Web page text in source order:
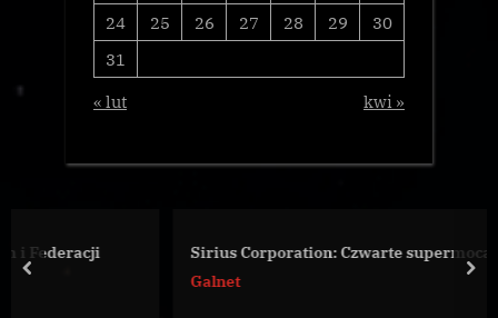
24
25 26 27 28 29
30
31
« lut
kwi »
Sirius Corporation: Czwarte supermocarstwo?
prev